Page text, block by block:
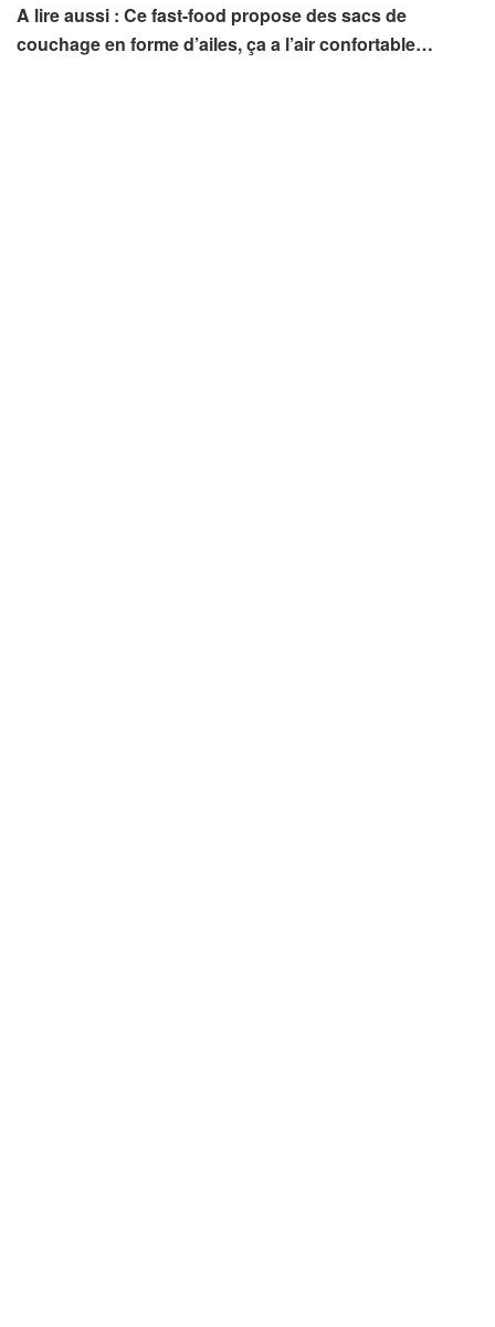
A lire aussi : Ce fast-food propose des sacs de
couchage en forme d’ailes, ça a l’air confortable…